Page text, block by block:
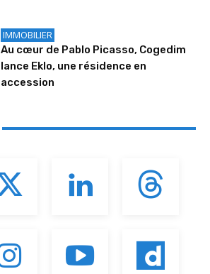
IMMOBILIER
Au cœur de Pablo Picasso, Cogedim
lance Eklo, une résidence en
accession